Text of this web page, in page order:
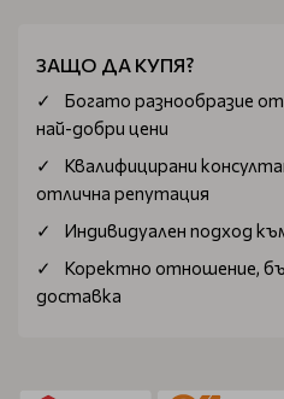
ЗАЩО ДА КУПЯ?
Богатo разнообразие
най-добри цени
Квалифицирани
отлична репутация
Индивидуален подход
Коректно отношение,
доставка